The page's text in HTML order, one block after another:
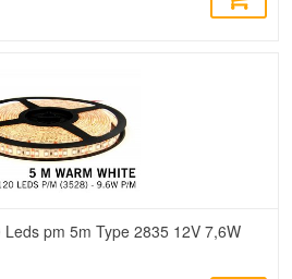
pm 5m Type 2835 12V 7,6W